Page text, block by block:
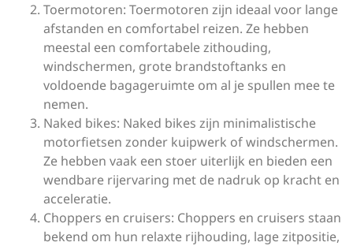
Toermotoren: Toermotoren zijn ideaal voor lange
afstanden en comfortabel reizen. Ze hebben
meestal een comfortabele zithouding,
windschermen, grote brandstoftanks en
voldoende bagageruimte om al je spullen mee te
nemen.
Naked bikes: Naked bikes zijn minimalistische
motorfietsen zonder kuipwerk of windschermen.
Ze hebben vaak een stoer uiterlijk en bieden een
wendbare rijervaring met de nadruk op kracht en
acceleratie.
Choppers en cruisers: Choppers en cruisers staan
bekend om hun relaxte rijhouding, lage zitpositie,